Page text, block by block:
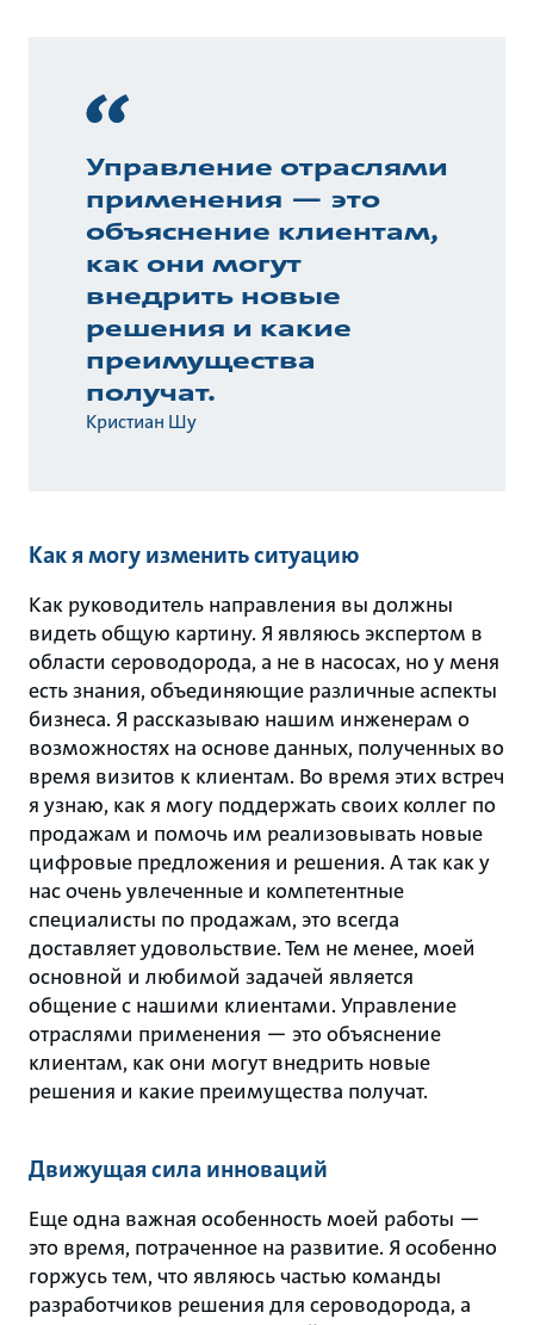
Управление отраслями
применения — это
объяснение клиентам,
как они могут
внедрить новые
решения и какие
преимущества
получат.
Кристиан Шу
Как я могу изменить ситуацию
Как руководитель направления вы должны
видеть общую картину. Я являюсь экспертом в
области сероводорода, а не в насосах, но у меня
есть знания, объединяющие различные аспекты
бизнеса. Я рассказываю нашим инженерам о
возможностях на основе данных, полученных во
время визитов к клиентам. Во время этих встреч
я узнаю, как я могу поддержать своих коллег по
продажам и помочь им реализовывать новые
цифровые предложения и решения. А так как у
нас очень увлеченные и компетентные
специалисты по продажам, это всегда
доставляет удовольствие. Тем не менее, моей
основной и любимой задачей является
общение с нашими клиентами. Управление
отраслями применения — это объяснение
клиентам, как они могут внедрить новые
решения и какие преимущества получат.
Движущая сила инноваций
Еще одна важная особенность моей работы —
это время, потраченное на развитие. Я особенно
горжусь тем, что являюсь частью команды
разработчиков решения для сероводорода, а